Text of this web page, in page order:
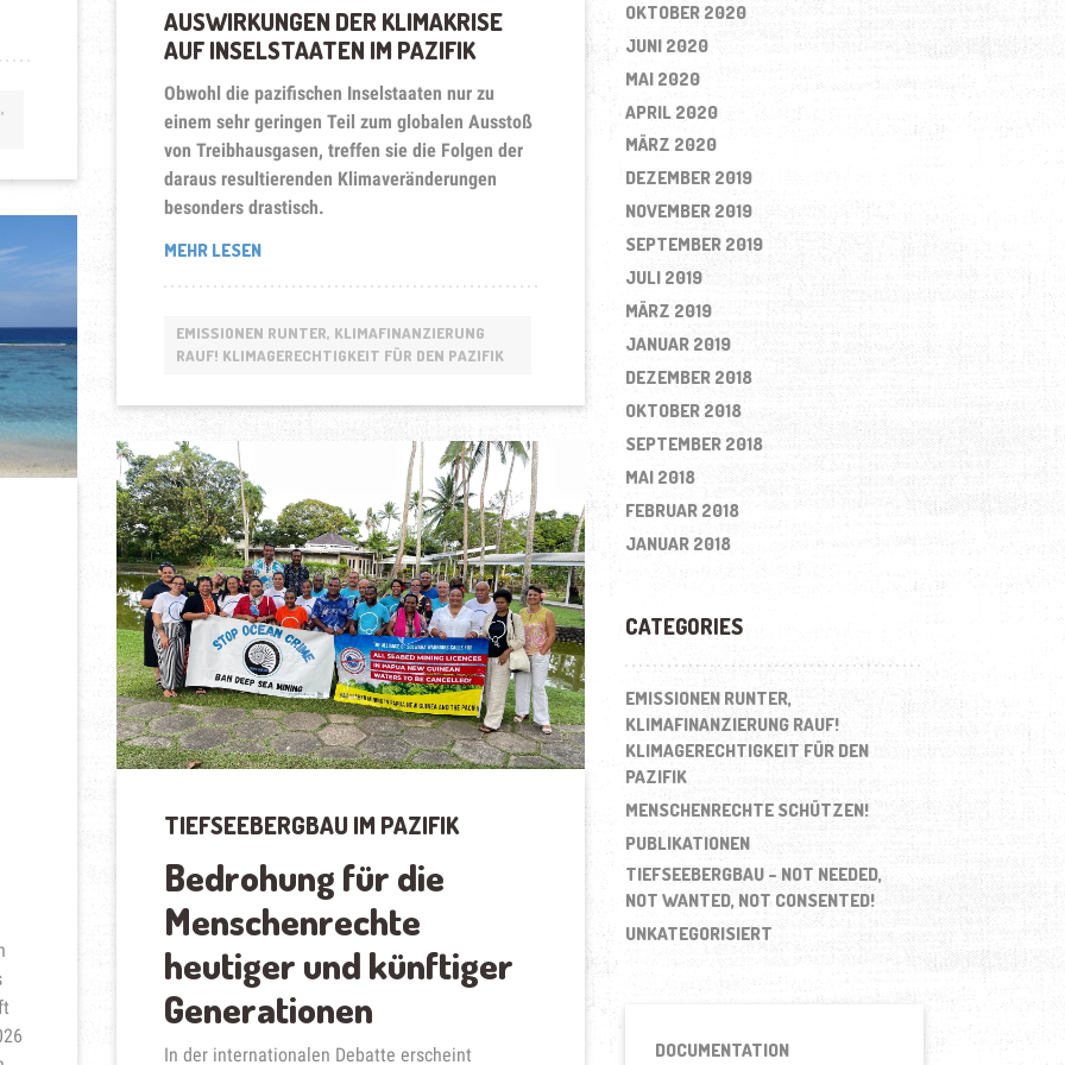
AUSWIRKUNGEN DER KLIMAKRISE
AUF INSELSTAATEN IM PAZIFIK
Obwohl die pazifischen Inselstaaten nur zu
einem sehr geringen Teil zum globalen Ausstoß
von Treibhausgasen, treffen sie die Folgen der
daraus resultierenden Klimaveränderungen
besonders drastisch.
MEHR LESEN„AUSWIRKUNGEN
AUF
INSELSTAATEN
PAZIFIK“
EMISSIONEN RUNTER, KLIMAFINANZIERUNG
RAUF! KLIMAGERECHTIGKEIT FÜR DEN PAZIFIK
TIEFSEEBERGBAU IM PAZIFIK
Bedrohung für die
Menschenrechte
heutiger und künftiger
Generationen
In der internationalen Debatte erscheint
OKTOBER 2020
JUNI 2020
MAI 2020
APRIL 2020
MÄRZ 2020
DEZEMBER 2019
NOVEMBER 2019
SEPTEMBER 2019
JULI 2019
MÄRZ 2019
JANUAR 2019
DEZEMBER 2018
OKTOBER 2018
SEPTEMBER 2018
MAI 2018
FEBRUAR 2018
JANUAR 2018
CATEGORIES
EMISSIONEN RUNTER,
KLIMAFINANZIERUNG RAUF!
KLIMAGERECHTIGKEIT FÜR DEN
PAZIFIK
MENSCHENRECHTE SCHÜTZEN!
PUBLIKATIONEN
TIEFSEEBERGBAU – NOT NEEDED,
NOT WANTED, NOT CONSENTED!
UNKATEGORISIERT
DOCUMENTATION